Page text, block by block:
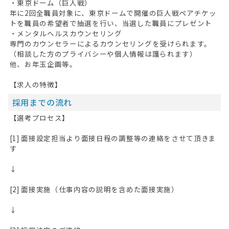
・東京ドーム（巨人戦）
年に2回全職員対象に、東京ドームで開催の巨人戦ペアチケッ
トを職員の希望者で抽選を行い、当選した職員にプレゼント
・メンタルヘルスカウンセリング
専門のカウンセラーによるカウンセリングを受けられます。
（相談した方のプライバシーや個人情報は護られます）
他、お年玉企画等。
【求人の特徴】
採用までの流れ
【選考プロセス】
[1] 面接設定担当より面接日程の調整等の連絡をさせて頂きま
す
↓
[2] 面接実施（仕事内容の説明を含めた面接実施）
↓